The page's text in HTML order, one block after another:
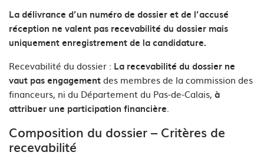
La délivrance d’un numéro de dossier et de l’accusé
réception ne valent pas recevabilité du dossier mais
uniquement enregistrement de la candidature.
Recevabilité du dossier : La recevabilité du dossier ne
vaut pas engagementdes membres de la commission des
financeurs, ni du Département du Pas-de-Calais, à
attribuer une participation financière.
Composition du dossier – Critères de
recevabilité